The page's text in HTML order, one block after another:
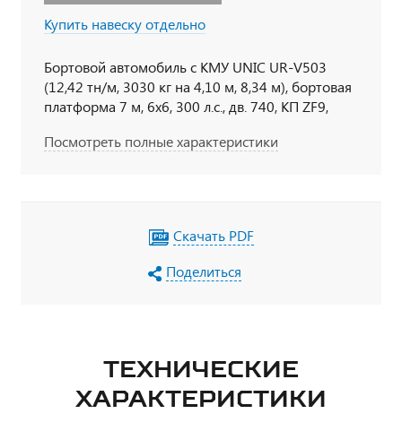
Купить навеску отдельно
Бортовой автомобиль с КМУ UNIC UR-V503
(12,42 тн/м, 3030 кг на 4,10 м, 8,34 м), бортовая
платформа 7 м, 6х6, 300 л.с., дв. 740, КП ZF9,
Посмотреть полные характеристики
Скачать PDF
Поделиться
ТЕХНИЧЕСКИЕ
ХАРАКТЕРИСТИКИ